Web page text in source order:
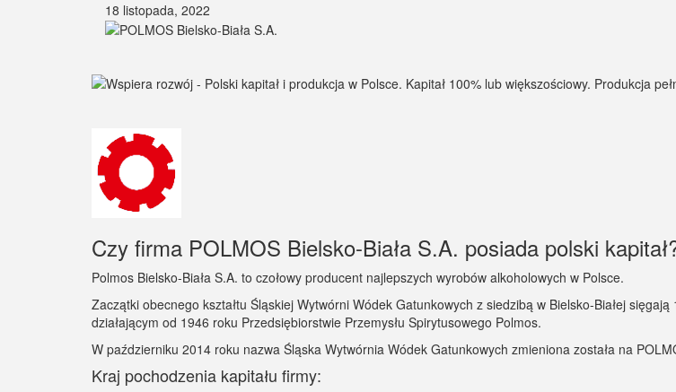
18 listopada, 2022
Czy firma POLMOS Bielsko-Biała S.A. posiada polski
Polmos Bielsko-Biała S.A. to czołowy producent najlepszych wyrobów alkoholowych w Polsce.
Zaczątki obecnego kształtu Śląskiej Wytwórni Wódek Gatunkowych z siedzibą w Bielsko-Białej
działającym od 1946 roku Przedsiębiorstwie Przemysłu Spirytusowego Polmos.
W październiku 2014 roku nazwa Śląska Wytwórnia Wódek Gatunkowych zmieniona została na
Kraj pochodzenia kapitału firmy: